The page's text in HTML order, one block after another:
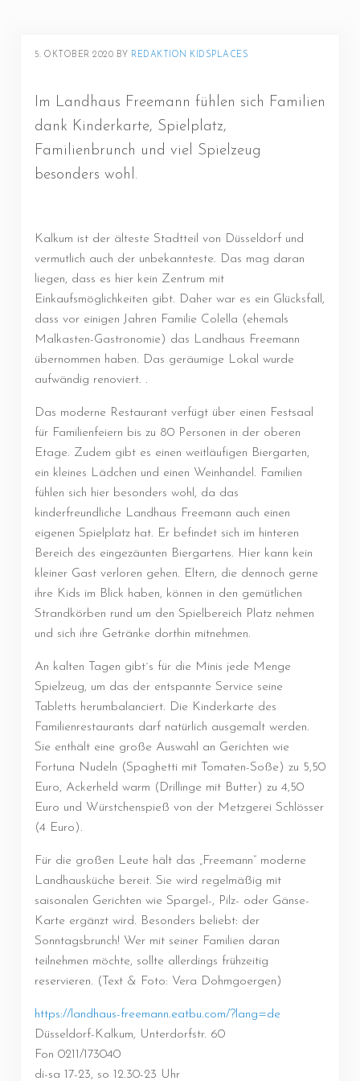
5. OKTOBER 2020 BY REDAKTION KIDSPLACES
Im Landhaus Freemann fühlen sich Familien
dank Kinderkarte, Spielplatz,
Familienbrunch und viel Spielzeug
besonders wohl.
Kalkum ist der älteste Stadtteil von Düsseldorf und
vermutlich auch der unbekannteste. Das mag daran
liegen, dass es hier kein Zentrum mit
Einkaufsmöglichkeiten gibt. Daher war es ein Glücksfall,
dass vor einigen Jahren Familie Colella (ehemals
Malkasten-Gastronomie) das Landhaus Freemann
übernommen haben. Das geräumige Lokal wurde
aufwändig renoviert. .
Das moderne Restaurant verfügt über einen Festsaal
für Familienfeiern bis zu 80 Personen in der oberen
Etage. Zudem gibt es einen weitläufigen Biergarten,
ein kleines Lädchen und einen Weinhandel. Familien
fühlen sich hier besonders wohl, da das
kinderfreundliche Landhaus Freemann auch einen
eigenen Spielplatz hat. Er befindet sich im hinteren
Bereich des eingezäunten Biergartens. Hier kann kein
kleiner Gast verloren gehen. Eltern, die dennoch gerne
ihre Kids im Blick haben, können in den gemütlichen
Strandkörben rund um den Spielbereich Platz nehmen
und sich ihre Getränke dorthin mitnehmen.
An kalten Tagen gibt´s für die Minis jede Menge
Spielzeug, um das der entspannte Service seine
Tabletts herumbalanciert. Die Kinderkarte des
Familienrestaurants darf natürlich ausgemalt werden.
Sie enthält eine große Auswahl an Gerichten wie
Fortuna Nudeln (Spaghetti mit Tomaten-Soße) zu 5,50
Euro, Ackerheld warm (Drillinge mit Butter) zu 4,50
Euro und Würstchenspieß von der Metzgerei Schlösser
(4 Euro).
Für die großen Leute hält das „Freemann“ moderne
Landhausküche bereit. Sie wird regelmäßig mit
saisonalen Gerichten wie Spargel-, Pilz- oder Gänse-
Karte ergänzt wird. Besonders beliebt: der
Sonntagsbrunch! Wer mit seiner Familien daran
teilnehmen möchte, sollte allerdings frühzeitig
reservieren. (Text & Foto: Vera Dohmgoergen)
https://landhaus-freemann.eatbu.com/?lang=de
Düsseldorf-Kalkum, Unterdorfstr. 60
Fon 0211/173040
di-sa 17-23, so 12.30-23 Uhr